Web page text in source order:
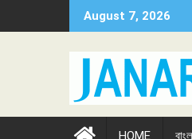
to
August 7, 2026
HOME